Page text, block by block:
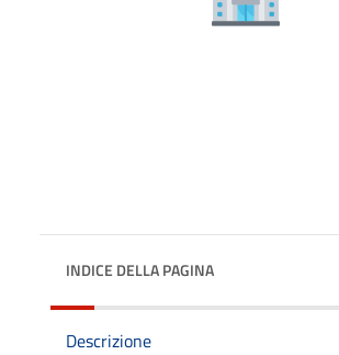
INDICE DELLA PAGINA
Descrizione